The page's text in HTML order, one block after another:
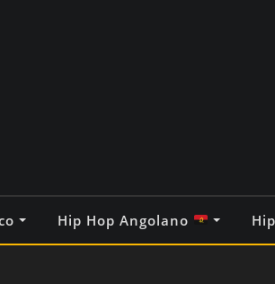
Hip Hop Angolano